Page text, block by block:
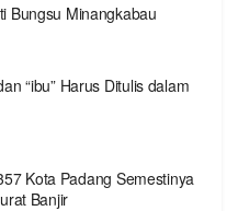
Bungsu Minangkabau
“ibu” Harus Ditulis dalam
Kota Padang Semestinya
Banjir